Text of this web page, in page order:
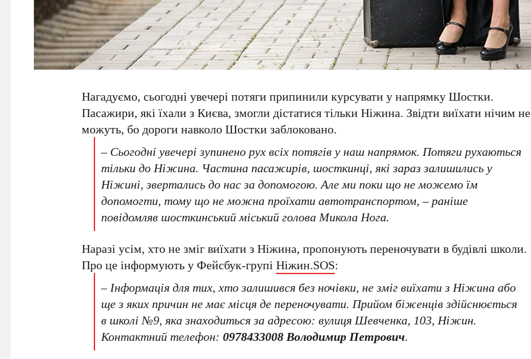
Нагадуємо, сьогодні увечері потяги припинили курсувати у напрямку Шостки.
Пасажири, які їхали з Києва, змогли дістатися тільки Ніжина. Звідти виїхати нічим не
можуть, бо дороги навколо Шостки заблоковано.
– Сьогодні увечері зупинено рух всіх потягів у наш напрямок. Потяги рухаються
тільки до Ніжина. Частина пасажирів, шосткинці, які зараз залишились у
Ніжині, звертались до нас за допомогою. Але ми поки що не можемо їм
допомогти, тому що не можна проїхати автотранспортом, –раніше
повідомляв шосткинський міський голова Микола Нога.
Наразі усім, хто не зміг виїхати з Ніжина, пропонують переночувати в будівлі школи.
Про це інформують у Фейсбук-групіНіжин.SOS:
–Інформація для тих, хто залишився без ночівки, не зміг виїхати з Ніжина або
ще з яких причин не має місця де переночувати. Прийом біженців здійснюється
в школі №9, яка знаходиться за адресою: вулиця Шевченка, 103, Ніжин.
Контактний телефон:0978433008 Володимир Петрович.